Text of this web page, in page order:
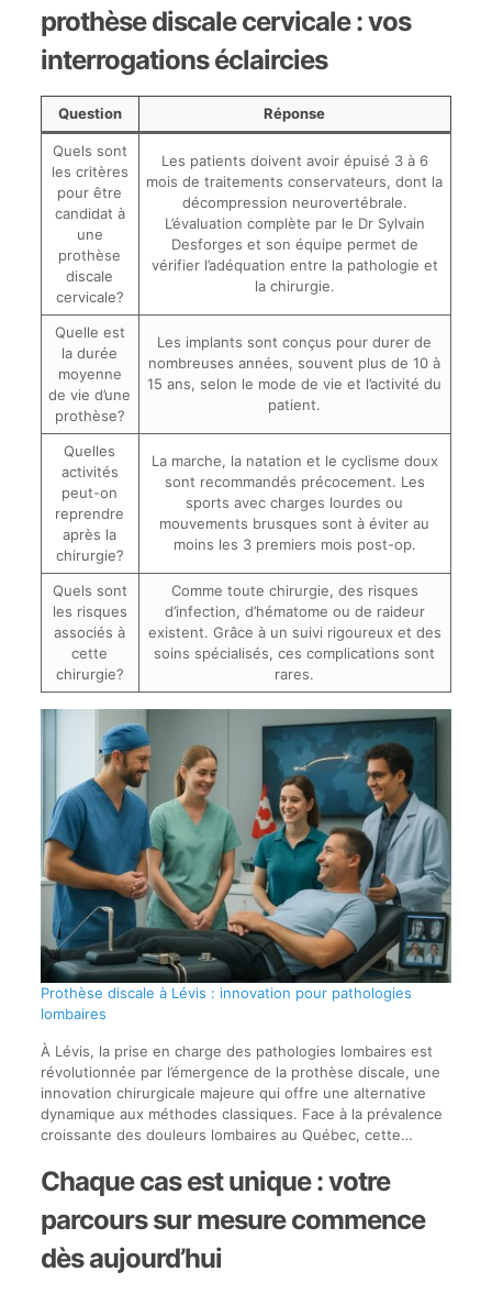
prothèse discale cervicale : vos
interrogations éclaircies
Question Réponse
Quels sont
les critères
pour être
candidat à
une
prothèse
discale
cervicale?
Les patients doivent avoir épuisé 3 à 6
mois de traitements conservateurs, dont la
décompression neurovertébrale.
L’évaluation complète par le Dr Sylvain
Desforges et son équipe permet de
vérifier l’adéquation entre la pathologie et
la chirurgie.
Quelle est
la durée
moyenne
de vie d’une
prothèse?
Les implants sont conçus pour durer de
nombreuses années, souvent plus de 10 à
15 ans, selon le mode de vie et l’activité du
patient.
Quelles
activités
peut-on
reprendre
après la
chirurgie?
La marche, la natation et le cyclisme doux
sont recommandés précocement. Les
sports avec charges lourdes ou
mouvements brusques sont à éviter au
moins les 3 premiers mois post-op.
Quels sont
les risques
associés à
cette
chirurgie?
Comme toute chirurgie, des risques
d’infection, d’hématome ou de raideur
existent. Grâce à un suivi rigoureux et des
soins spécialisés, ces complications sont
rares.
Prothèse discale à Lévis : innovation pour pathologies
lombaires
À Lévis, la prise en charge des pathologies lombaires est
révolutionnée par l’émergence de la prothèse discale, une
innovation chirurgicale majeure qui offre une alternative
dynamique aux méthodes classiques. Face à la prévalence
croissante des douleurs lombaires au Québec, cette…
Chaque cas est unique : votre
parcours sur mesure commence
dès aujourd’hui